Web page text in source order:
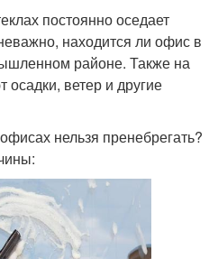
постоянно оседает
находится ли офис в
районе. Также на
осадки, ветер и другие
нельзя пренебрегать?